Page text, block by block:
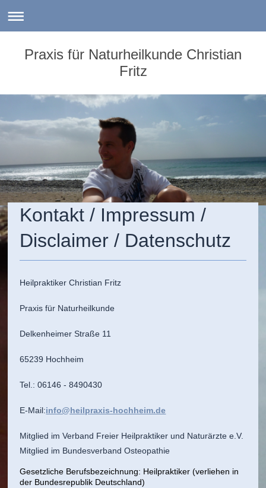
Praxis für Naturheilkunde Christian
Fritz
Kontakt / Impressum /
Disclaimer / Datenschutz
Heilpraktiker Christian Fritz
Praxis für Naturheilkunde
Delkenheimer Straße 11
65239 Hochheim
Tel.: 06146 - 8490430
E-Mail:info@heilpraxis-hochheim.de
Mitglied im Verband Freier Heilpraktiker und Naturärzte e.V.
Mitglied im Bundesverband Osteopathie
Gesetzliche Berufsbezeichnung: Heilpraktiker (verliehen in
der Bundesrepublik Deutschland)